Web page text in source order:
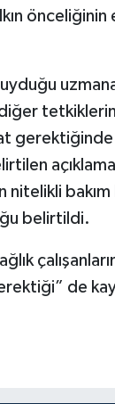
nitelikli
belirtildi.
de